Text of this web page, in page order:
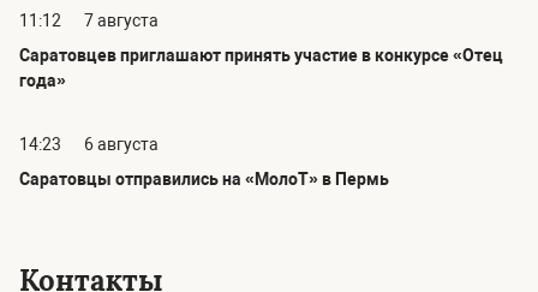
11:12
7 августа
Саратовцев приглашают принять участие в конкурсе «Отец
года»
14:23
6 августа
Саратовцы отправились на «МолоТ» в Пермь
Контакты